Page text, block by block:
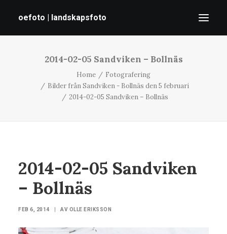
oefoto | landskapsfoto
2014-02-05 Sandviken – Bollnäs
Home
Fotografering
Bilder från Sandviken - Bollnäs den 5 februari
2014-02-05 Sandviken – Bollnäs
2014-02-05 Sandviken
– Bollnäs
FEB 6, 2014 AV OLLE ERIKSSON